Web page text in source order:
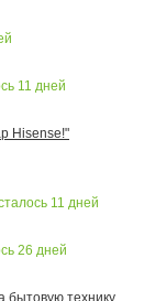
11 дней
Hisense!"
11 дней
26 дней
бытовую технику